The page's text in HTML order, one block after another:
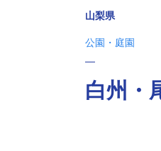
山梨県
公園・庭園
白州・